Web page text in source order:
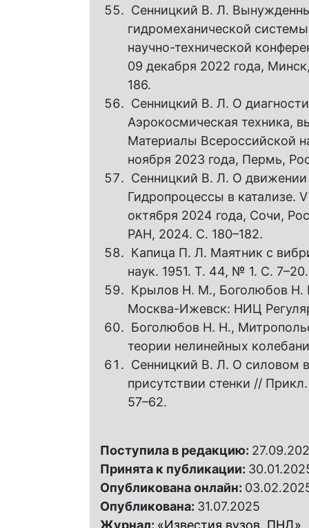
Сенницкий В. Л.
гидромеханической
научно-технической
09 декабря 2022 года,
186.
Сенницкий В. Л. О
Аэрокосмическая техника,
Материалы Всероссийской
ноября 2023 года, Пермь,
Сенницкий В. Л. О
Гидропроцессы в катализе.
октября 2024 года, Сочи,
РАН, 2024. С. 180–182.
Капица П. Л. Маятник с
наук. 1951. Т. 44, № 1. С.
Крылов Н. М., Боголюбов Н.
Москва-Ижевск: НИЦ
Боголюбов Н. Н.,
теории нелинейных
Сенницкий В. Л. О силовом
присутствии стенки //
57–62.
Поступила в редакцию:
Принята к публикации:
Опубликована онлайн:
Опубликована: 31.07.2025
Журнал: «Известия вузов.